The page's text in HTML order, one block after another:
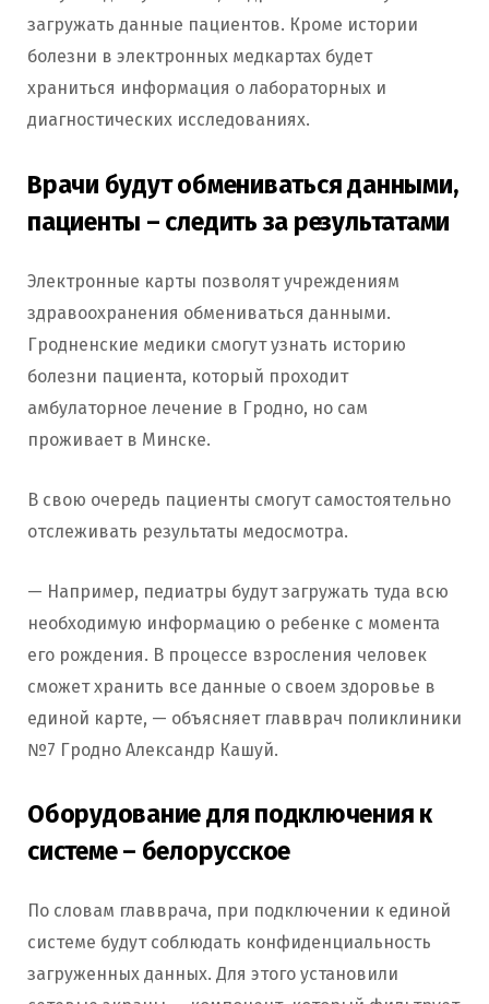
загружать данные пациентов. Кроме истории
болезни в электронных медкартах будет
храниться информация о лабораторных и
диагностических исследованиях.
Врачи будут обмениваться данными,
пациенты – следить за результатами
Электронные карты позволят учреждениям
здравоохранения обмениваться данными.
Гродненские медики смогут узнать историю
болезни пациента, который проходит
амбулаторное лечение в Гродно, но сам
проживает в Минске.
В свою очередь пациенты смогут самостоятельно
отслеживать результаты медосмотра.
— Например, педиатры будут загружать туда всю
необходимую информацию о ребенке с момента
его рождения. В процессе взросления человек
сможет хранить все данные о своем здоровье в
единой карте, — объясняет главврач поликлиники
№7 Гродно Александр Кашуй.
Оборудование для подключения к
системе – белорусское
По словам главврача, при подключении к единой
системе будут соблюдать конфиденциальность
загруженных данных. Для этого установили